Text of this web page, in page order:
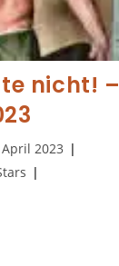
nicht! –
2023